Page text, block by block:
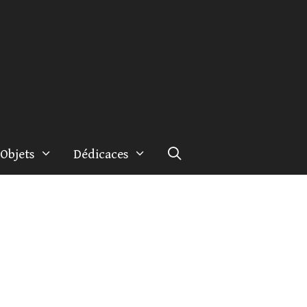
Objets Dédicaces